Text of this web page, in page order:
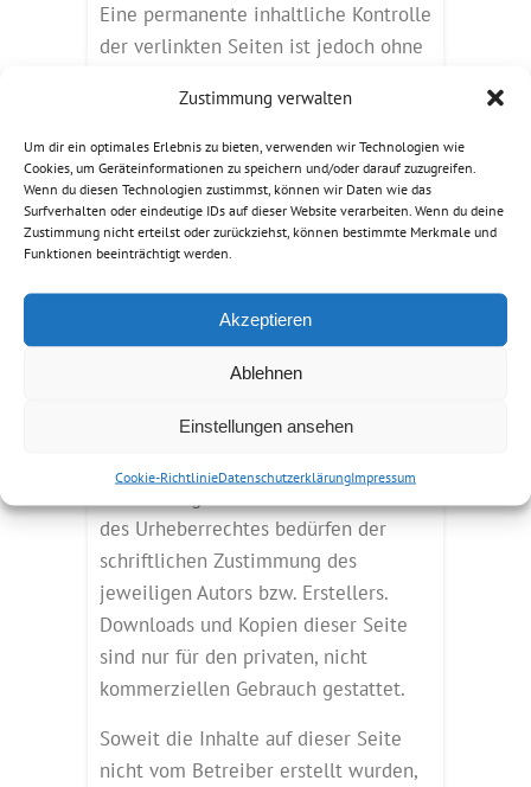
Zustimmung verwalten
Um dir ein optimales Erlebnis zu bieten, verwenden wir Technologien wie
Cookies, um Geräteinformationen zu speichern und/oder darauf zuzugreifen.
Wenn du diesen Technologien zustimmst, können wir Daten wie das
Surfverhalten oder eindeutige IDs auf dieser Website verarbeiten. Wenn du deine
Zustimmung nicht erteilst oder zurückziehst, können bestimmte Merkmale und
Funktionen beeinträchtigt werden.
Akzeptieren
Ablehnen
Einstellungen ansehen
Cookie-RichtlinieDatenschutzerklärungImpressum
Eine permanente inhaltliche Kontrolle
der verlinkten Seiten ist jedoch ohne
Rechtsverletzung nicht zumutbar. Bei
Bekanntwerden von
Rechtsverletzungen werden wir
derartige Links umgehend entfernen.
Urheberrecht
erstellten Inhalte und Werke auf
diesen Seiten unterliegen dem
Vervielfältigung, Bearbeitung,
des Urheberrechtes bedürfen der
schriftlichen Zustimmung des
jeweiligen Autors bzw. Erstellers.
Downloads und Kopien dieser Seite
sind nur für den privaten, nicht
kommerziellen Gebrauch gestattet.
Soweit die Inhalte auf dieser Seite
nicht vom Betreiber erstellt wurden,